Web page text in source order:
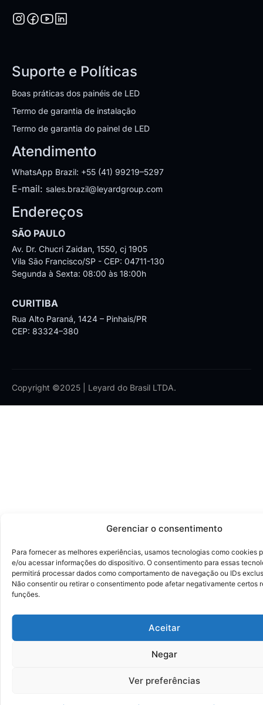
Gerenciar o consentimento
Para fornecer as melhores experiências, usamos tecnologias como cookies
e/ou acessar informações do dispositivo. O consentimento para essas
permitirá processar dados como comportamento de navegação ou IDs
Não consentir ou retirar o consentimento pode afetar negativamente certos
funções.
Aceitar
Negar
Ver preferências
Suporte e Políticas
Boas práticas dos painéis de LED
Termo de garantia de instalação
Termo de garantia do painel de LED
Atendimento
WhatsApp Brazil: +55 (41) 99219–5297
E-mail: sales.brazil@leyardgroup.com
Endereços
SÃO PAULO
Av. Dr. Chucri Zaidan, 1550, cj 1905
Vila São Francisco/SP - CEP: 04711-130
Segunda à Sexta: 08:00 às 18:00h
CURITIBA
Rua Alto Paraná, 1424 – Pinhais/PR
CEP: 83324–380
Copyright ©2025 | Leyard do Brasil LTDA.